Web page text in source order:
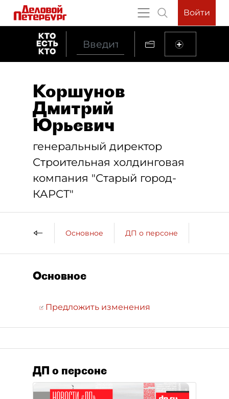
Войти
Коршунов
Дмитрий
Юрьевич
генеральный директор
Строительная холдинговая
компания "Старый город-
КАРСТ"
Основное ДП о персоне
Основное
Предложить изменения
ДП о персоне